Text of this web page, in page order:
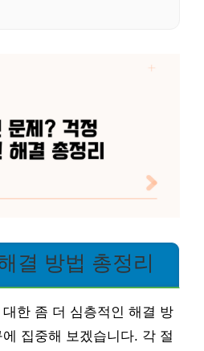
결 방법 총정리
한 좀 더 심층적인 해결 방
집중해 보겠습니다. 각 절